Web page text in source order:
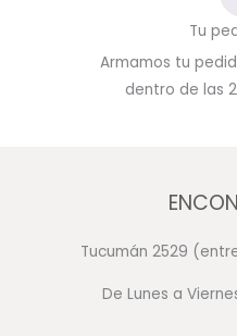
Tu
Armamos tu
dentro de las
Tucumán 2529
De Lunes a